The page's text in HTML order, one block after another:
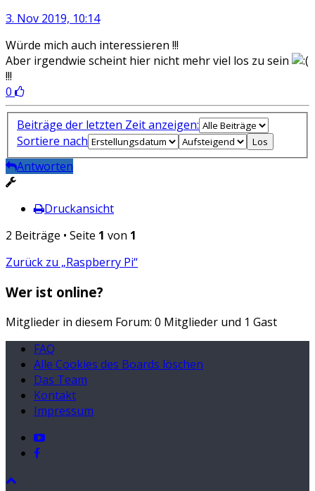
3. Nov 2019, 10:14
Würde mich auch interessieren !!!
Aber irgendwie scheint hier nicht mehr viel los zu sein
!!!
0
Beiträge der letzten Zeit anzeigen:
Sortiere nach
Antworten
Druckansicht
2 Beiträge • Seite 1 von 1
Zurück zu „Raspberry Pi“
Wer ist online?
Mitglieder in diesem Forum: 0 Mitglieder und 1 Gast
FAQ
Alle Cookies des Boards löschen
Das Team
Kontakt
Impressum